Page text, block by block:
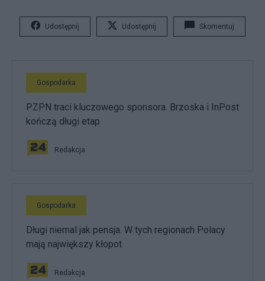
Udostępnij Udostępnij Skomentuj
Gospodarka
PZPN traci kluczowego sponsora. Brzoska i InPost
kończą długi etap
Redakcja
Gospodarka
Długi niemal jak pensja. W tych regionach Polacy
mają największy kłopot
Redakcja